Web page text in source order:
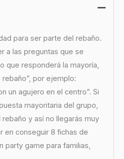
para ser parte del rebaño.
a las preguntas que se
que responderá la mayoría,
por ejemplo:
un agujero en el centro”. Si
mayoritaria del grupo,
rebaño y así no llegarás muy
en conseguir 8 fichas de
party game para familias,